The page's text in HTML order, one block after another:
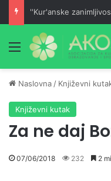
''Kur'anske
Meni
Naslovna / Književni
Književni kutak
Za ne daj
07/06/2018 232 2